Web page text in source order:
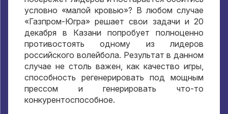
условно «малой кровью»? В любом случае
«Газпром-Югра» решает свои задачи и 20
декабря в Казани попробует полноценно
противостоять одному из лидеров
российского волейбола. Результат в данном
случае не столь важен, как качество игры,
способность регенерировать под мощным
прессом и генерировать что-то
конкурентоспособное.